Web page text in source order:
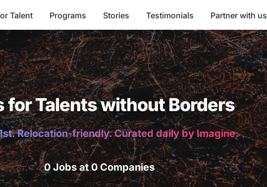
Talent Programs Stories Testimonials Partner with us
for Talents without Borders
Relocation-friendly. Curated daily by Imagine.
0 Jobs at 0 Companies